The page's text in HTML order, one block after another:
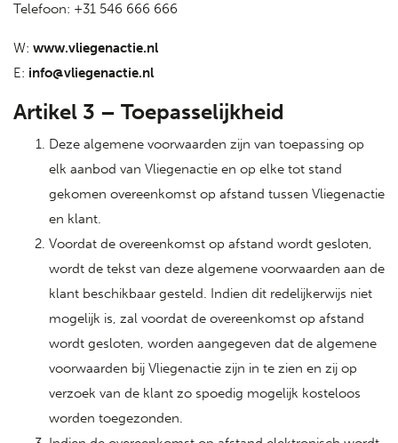
Telefoon: +31 546 666 666
W: www.vliegenactie.nl
E: info@vliegenactie.nl
Artikel 3 – Toepasselijkheid
Deze algemene voorwaarden zijn van toepassing op
elk aanbod van Vliegenactie en op elke tot stand
gekomen overeenkomst op afstand tussen Vliegenactie
en klant.
Voordat de overeenkomst op afstand wordt gesloten,
wordt de tekst van deze algemene voorwaarden aan de
klant beschikbaar gesteld. Indien dit redelijkerwijs niet
mogelijk is, zal voordat de overeenkomst op afstand
wordt gesloten, worden aangegeven dat de algemene
voorwaarden bij Vliegenactie zijn in te zien en zij op
verzoek van de klant zo spoedig mogelijk kosteloos
worden toegezonden.